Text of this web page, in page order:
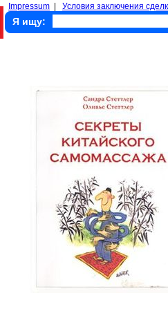
Impressum Условия заключения
Я ищу: